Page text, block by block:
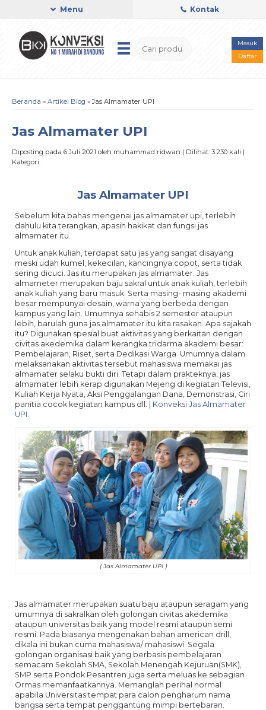
Menu Kontak
Masuk
Daftar
Beranda » Artikel Blog » Jas Almamater UPI
Jas Almamater UPI
Diposting pada 6 Juli 2021 oleh muhammad ridwan | Dilihat: 3.230 kali |
Kategori:
Jas Almamater UPI
Sebelum kita bahas mengenai jas almamater upi, terlebih
dahulu kita terangkan, apasih hakikat dan fungsi jas
almamater itu.
Untuk anak kuliah, terdapat satu jas yang sangat disayang
meski udah kumel, kekecilan, kancingnya copot, serta tidak
sering dicuci. Jas itu merupakan jas almamater. Jas
almameter merupakan baju sakral untuk anak kuliah, terlebih
anak kuliah yang baru masuk. Serta masing- masing akademi
besar mempunyai desain, warna yang berbeda dengan
kampus yang lain. Umumnya sehabis 2 semester ataupun
lebih, barulah guna jas almamater itu kita rasakan. Apa sajakah
itu? Digunakan spesial buat aktivitas yang berkaitan dengan
civitas akedemika dalam kerangka tridarma akademi besar:
Pembelajaran, Riset, serta Dedikasi Warga. Umumnya dalam
melaksanakan aktivitas tersebut mahasiswa memakai jas
almamater selaku bukti diri. Tetapi dalam prakteknya, jas
almamater lebih kerap digunakan Mejeng di kegiatan Televisi,
Kuliah Kerja Nyata, Aksi Penggalangan Dana, Demonstrasi, Ciri
panitia cocok kegiatan kampus dll. | Konveksi Jas Almamater
UPI.
( Jas Almamater UPI )
Jas almamater merupakan suatu baju ataupun seragam yang
umumnya di sakralkan oleh golongan civitas akedemika
ataupun universitas baik yang model resmi ataupun semi
resmi. Pada biasanya mengenakan bahan american drill,
dikala ini bukan cuma mahasiswa/ mahasiswi. Segala
golongan organisasi baik yang berbasis pembelajaran
semacam Sekolah SMA, Sekolah Menengah Kejuruan(SMK),
SMP serta Pondok Pesantren juga serta meluas ke sebagian
Ormas memanfaatkannya. Memanglah perihal normal
apabila Universitas tempat para calon pengharum nama
bangsa serta tempat penggantung mimpi bertebaran.